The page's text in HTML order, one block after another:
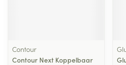
Contour
Contour Next Koppelbaar